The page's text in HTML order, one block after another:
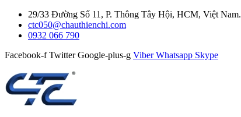
29/33 Đường Số 11, P. Thông Tây Hội, HCM, Việt Nam.
ctc050@chauthienchi.com
0932 066 790
Facebook-f Twitter Google-plus-g Viber Whatsapp Skype